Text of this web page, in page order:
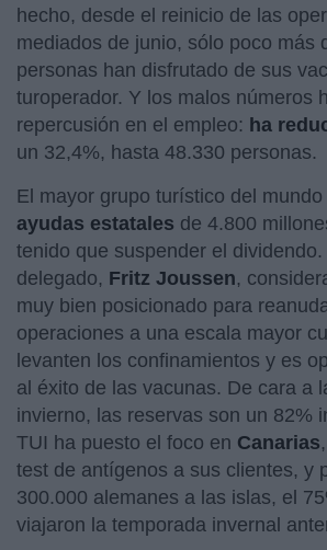
hecho, desde el reinicio de las
mediados de junio, sólo poco más
personas han disfrutado de sus
turoperador. Y los malos números
repercusión en el empleo: ha
un 32,4%, hasta 48.330 personas.
El mayor grupo turístico del
ayudas estatales de 4.800
tenido que suspender el
delegado, Fritz Joussen,
muy bien posicionado para
operaciones a una escala mayor
levanten los confinamientos y es
al éxito de las vacunas. De cara a
invierno, las reservas son un 82%
TUI ha puesto el foco en Canarias
test de antígenos a sus clientes, y
300.000 alemanes a las islas, el
viajaron la temporada invernal